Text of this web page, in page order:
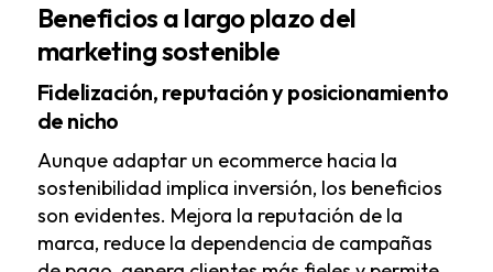
Beneficios a largo plazo del
marketing sostenible
Fidelización, reputación y posicionamiento
de nicho
Aunque adaptar un ecommerce hacia la
sostenibilidad implica inversión, los beneficios
son evidentes. Mejora la reputación de la
marca, reduce la dependencia de campañas